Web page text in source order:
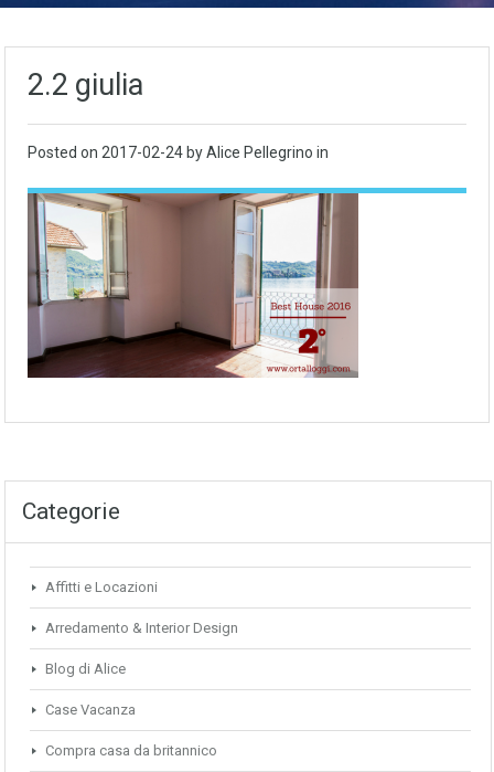
2.2 giulia
Posted on 2017-02-24 by Alice Pellegrino in
Categorie
Affitti e Locazioni
Arredamento & Interior Design
Blog di Alice
Case Vacanza
Compra casa da britannico